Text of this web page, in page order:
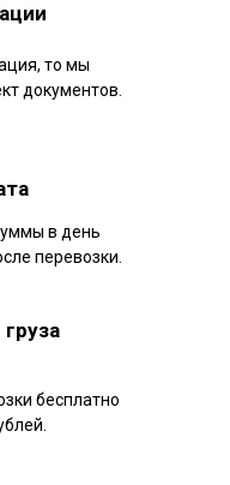
то мы
документов.
бесплатно
в день
перевозки.